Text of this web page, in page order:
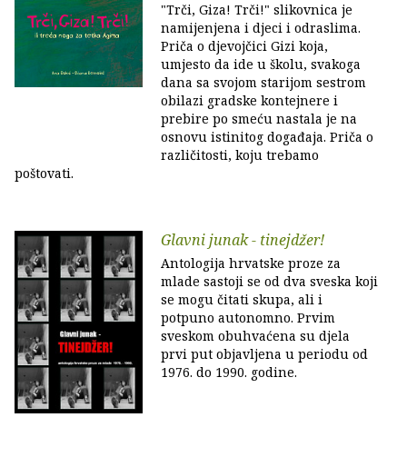
"Trči, Giza! Trči!" slikovnica je
namijenjena i djeci i odraslima.
Priča o djevojčici Gizi koja,
umjesto da ide u školu, svakoga
dana sa svojom starijom sestrom
obilazi gradske kontejnere i
prebire po smeću nastala je na
osnovu istinitog događaja. Priča o
različitosti, koju trebamo
poštovati.
Glavni junak - tinejdžer!
Antologija hrvatske proze za
mlade sastoji se od dva sveska koji
se mogu čitati skupa, ali i
potpuno autonomno. Prvim
sveskom obuhvaćena su djela
prvi put objavljena u periodu od
1976. do 1990. godine.